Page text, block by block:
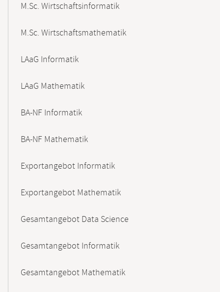
M.Sc. Wirtschaftsinformatik
M.Sc. Wirtschaftsmathematik
LAaG Informatik
LAaG Mathematik
BA-NF Informatik
BA-NF Mathematik
Exportangebot Informatik
Exportangebot Mathematik
Gesamtangebot Data Science
Gesamtangebot Informatik
Gesamtangebot Mathematik